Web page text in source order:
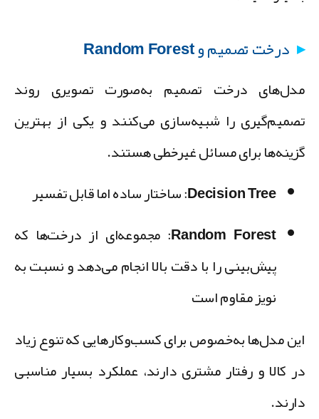
درخت تصمیم و Random Forest
درخت تصمیم به‌صورت تصویری روند
را شبیه‌سازی می‌کنند و یکی از بهترین
برای مسائل غیرخطی هستند.
Decision Tree:ساختار ساده اما قابل تفسیر
Random Forest:مجموعه‌ای از درخت‌ها که
پیش‌بینی را با دقت بالا انجام می‌دهد و نسبت به
نویز مقاوم است
مدل‌ها به‌خصوص برای کسب‌وکارهایی که تنوع زیاد
کالا و رفتار مشتری دارند، عملکرد بسیار مناسبی